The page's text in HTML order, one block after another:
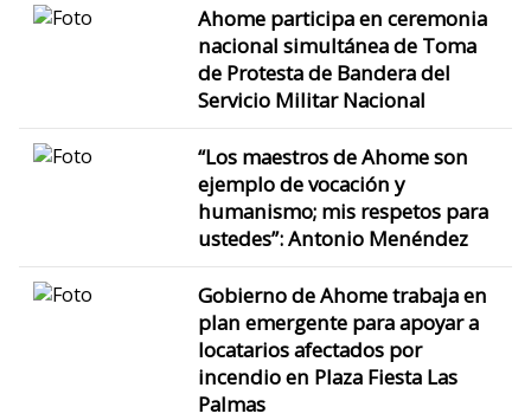
Ahome participa en ceremonia
nacional simultánea de Toma
de Protesta de Bandera del
Servicio Militar Nacional
“Los maestros de Ahome son
ejemplo de vocación y
humanismo; mis respetos para
ustedes”: Antonio Menéndez
Gobierno de Ahome trabaja en
plan emergente para apoyar a
locatarios afectados por
incendio en Plaza Fiesta Las
Palmas